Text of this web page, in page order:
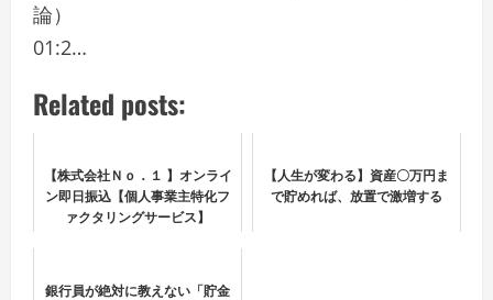
論）
01:2…
Related posts:
【株式会社Ｎｏ．１ 】オンライ
ン即日振込【個人事業主特化フ
ァクタリングサービス】
【人生が変わる】資産〇万円ま
で貯めれば、放置で激増する
銀行員が絶対に教えない「貯金